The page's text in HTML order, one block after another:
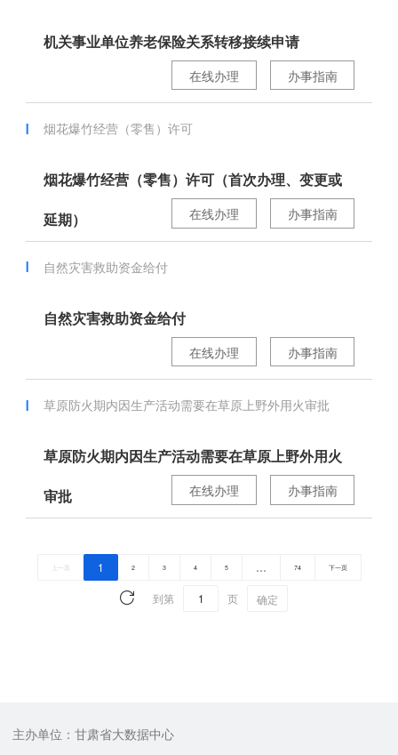
机关事业单位养老保险关系转移接续申请
办事指南
在线办理
烟花爆竹经营（零售）许可
烟花爆竹经营（零售）许可（首次办理、变更或
延期） 办事指南
在线办理
自然灾害救助资金给付
自然灾害救助资金给付
办事指南
在线办理
草原防火期内因生产活动需要在草原上野外用火审批
草原防火期内因生产活动需要在草原上野外用火
审批 办事指南
在线办理
上一页 1 2 3 4 5 … 74 下一页
到第 页 确定
主办单位：甘肃省大数据中心